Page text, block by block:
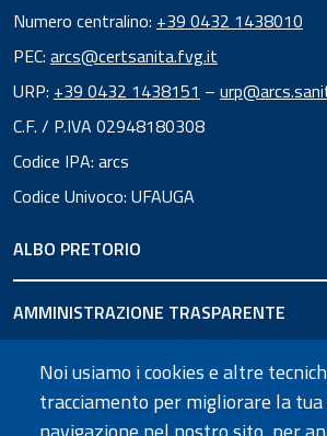
Numero centralino: +39 0432 1438010
PEC: arcs@certsanita.fvg.it
URP: +39 0432 1438151 –
C.F. / P.IVA 02948180308
Codice IPA: arcs
Codice Univoco: UFAUGA
ALBO PRETORIO
AMMINISTRAZIONE TRASPARENTE
URPNoi usiamo i cookies e altre
tracciamento per migliorare la